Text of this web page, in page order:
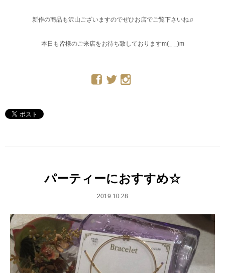
新作の商品も沢山ございますのでぜひお店でご覧下さいね♫
本日も皆様のご来店をお待ち致しておりますm(_ _)m
パーティーにおすすめ☆
2019.10.28